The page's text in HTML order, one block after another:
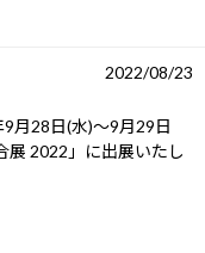
今イチオシのパソコンをピ
2022/08/23
月28日(水)～9月29日
展 2022」に出展いたし